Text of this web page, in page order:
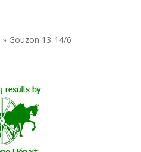
» Gouzon 13-14/6